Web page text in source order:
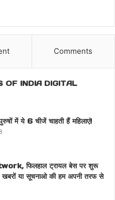
Comments
OF INDIA DIGITAL
में ये 6 चीजें चाहती हैं महिलाएं!
फिलहाल ट्रायल बेस पर शुरू
खबरों या सूचनाओ की हम अपनी तरफ से